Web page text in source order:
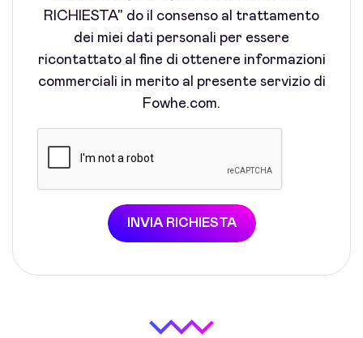
RICHIESTA" do il consenso al trattamento
dei miei dati personali per essere
ricontattato al fine di ottenere informazioni
commerciali in merito al presente servizio di
Fowhe.com.
INVIA RICHIESTA